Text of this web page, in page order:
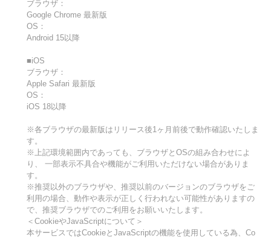
ブラウザ：
Google Chrome 最新版
OS：
Android 15以降
■iOS
ブラウザ：
Apple Safari 最新版
OS：
iOS 18以降
※各ブラウザの最新版はリリース後1ヶ月前後で動作確認いたしま
す。
※上記環境範囲内であっても、ブラウザとOSの組み合わせによ
り、 一部表示不具合や機能がご利用いただけない場合がありま
す。
※推奨以外のブラウザや、推奨以前のバージョンのブラウザをご
利用の場合、動作や表示が正しく行われない可能性がありますの
で、推奨ブラウザでのご利用をお願いいたします。
＜CookieやJavaScriptについて＞
本サービスではCookieとJavaScriptの機能を使用している為、Co